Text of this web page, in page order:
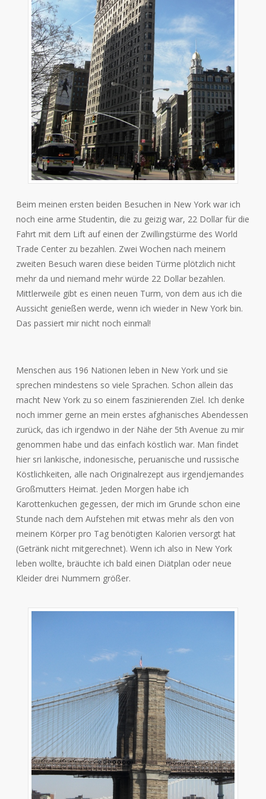
Beim meinen ersten beiden Besuchen in New York war ich
noch eine arme Studentin, die zu geizig war, 22 Dollar für die
Fahrt mit dem Lift auf einen der Zwillingstürme des World
Trade Center zu bezahlen. Zwei Wochen nach meinem
zweiten Besuch waren diese beiden Türme plötzlich nicht
mehr da und niemand mehr würde 22 Dollar bezahlen.
Mittlerweile gibt es einen neuen Turm, von dem aus ich die
Aussicht genießen werde, wenn ich wieder in New York bin.
Das passiert mir nicht noch einmal!
Menschen aus 196 Nationen leben in New York und sie
sprechen mindestens so viele Sprachen. Schon allein das
macht New York zu so einem faszinierenden Ziel. Ich denke
noch immer gerne an mein erstes afghanisches Abendessen
zurück, das ich irgendwo in der Nähe der 5th Avenue zu mir
genommen habe und das einfach köstlich war. Man findet
hier sri lankische, indonesische, peruanische und russische
Köstlichkeiten, alle nach Originalrezept aus irgendjemandes
Großmutters Heimat. Jeden Morgen habe ich
Karottenkuchen gegessen, der mich im Grunde schon eine
Stunde nach dem Aufstehen mit etwas mehr als den von
meinem Körper pro Tag benötigten Kalorien versorgt hat
(Getränk nicht mitgerechnet). Wenn ich also in New York
leben wollte, bräuchte ich bald einen Diätplan oder neue
Kleider drei Nummern größer.